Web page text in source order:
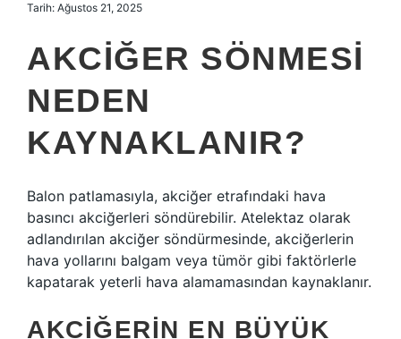
Tarih: Ağustos 21, 2025
AKCIĞER SÖNMESI
NEDEN
KAYNAKLANIR?
Balon patlamasıyla, akciğer etrafındaki hava
basıncı akciğerleri söndürebilir. Atelektaz olarak
adlandırılan akciğer söndürmesinde, akciğerlerin
hava yollarını balgam veya tümör gibi faktörlerle
kapatarak yeterli hava alamamasından kaynaklanır.
AKCIĞERIN EN BÜYÜK